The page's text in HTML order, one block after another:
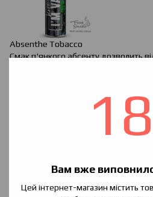
Вам вже
Цей інтернет-магазин містить
Absenthe Tobacco
Смак п'янкого абсенту дозволить
&OrangeTobacco
М'який аромат тютюну з